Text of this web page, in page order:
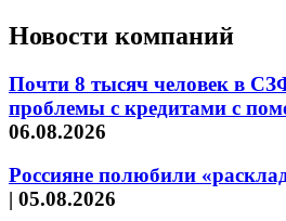
Новости компаний
Почти 8 тысяч человек в
проблемы с кредитами с
06.08.2026
Россияне полюбили
| 05.08.2026